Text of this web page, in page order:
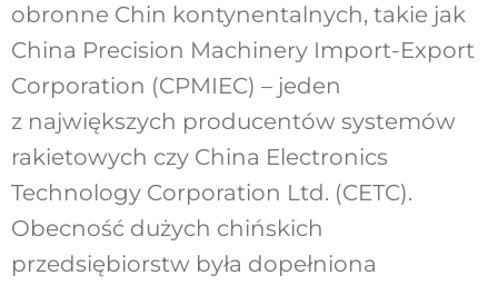
obronne Chin kontynentalnych, takie jak
China Precision Machinery Import-Export
Corporation (CPMIEC) – jeden
z największych producentów systemów
rakietowych czy China Electronics
Technology Corporation Ltd. (CETC).
Obecność dużych chińskich
przedsiębiorstw była dopełniona